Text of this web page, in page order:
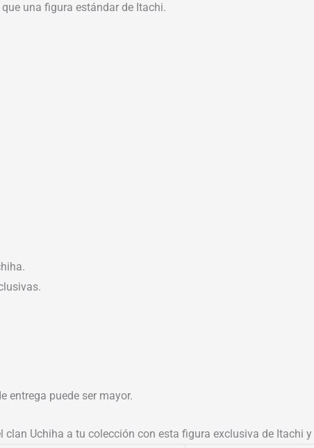
una figura estándar de Itachi.
entrega puede ser mayor.
Uchiha a tu colección con esta figura exclusiva de Itachi